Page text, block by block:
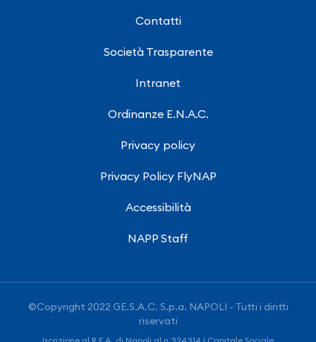
Contatti
Società Trasparente
Intranet
Ordinanze E.N.A.C.
Privacy policy
Privacy Policy FlyNAP
Accessibilità
NAPP Staff
©Copyright 2022 GE.S.A.C. S.p.a. NAPOLI - Tutti i diritti
riservati